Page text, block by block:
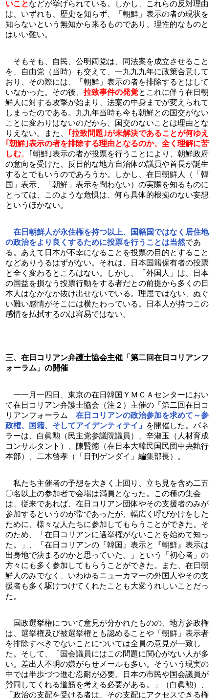
いことなどが挙げられている。しかし、これらの反対理由
は、いずれも、歴史を知らず、「朝鮮」表示の者の現状を
知らないという無知から来るものであり、理性的なものと
はいい難い。
そもそも、自民、公明両党は、同法案を成立させること
を、自由党（当時）も交えて、一九九九年に政策合意して
おり、その際には、「朝鮮」表示の者を排除するとはして
いなかった。その後、 拉致事件の発覚とこれに伴う在日朝
鮮人に対する攻撃が始まり、法案の中身までが変えられて
しまったのである。九九年当時も今も朝鮮との国交がない
ことに変わりはないのだから、国交のないことは理由とな
りえない。また、
｢拉致問題｣が未解決であることが何ゆえ
｢朝鮮｣表示の者を排除する理由となるのか、全く理解に苦
しむ。
｢朝鮮｣表示の者が投票を行うことにより、朝鮮政府
の意向を受けた、反日的な地方自治体の議員や首長が誕生
するとでもいうのであろうか。しかし、在日朝鮮人（「韓
国」表示、「朝鮮」表示を問わない）の実際を知るものに
とっては、このような危惧は、何ら具体的根拠のない妄想
というほかない。
在日朝鮮人が永住権を持つ以上、国籍国ではなく居住地
の政治をより良くするために投票を行うことは当然であ
る。あえて日本が不幸になることを投票の目的とすること
などありうるはずがない。それは、日本国籍保有者の投票
と全く変わるところはない。しかし、「外国人」は、日本
の国益を損なう投票行動をする者だとの前提から多くの日
本人はなかなか抜け出せないでいる。理屈ではない、ぬぐ
い難い感情がそこには横たわっている。日本人が持つこの
感情を払拭するのは容易ではない。
三、在日コリアン弁護士協会主催「第二回在日コリアンフ
ォーラム」の開催
一一月一四日、東京の在日韓国ＹＭＣＡセンターにおい
て在日コリアン弁護士協会（注２）主催の「第二回在日コ
リアンフォーラム 在日コリアンの政治参加を求めて～参
政権、国籍、そしてアイデンティテイ」
を開催した。パネ
ラーは、白眞勲（民主党参議院議員）、辛淑玉（人材育成
コンサルタント）、陳賢徳（在日本大韓民国民団中央執行
本部）、二木啓孝（「日刊ゲンダイ」編集部長）。
私たち主催者の予想を大きく上回り、立ち見を含め二五
〇名以上の参加者で会場は満員となった。この種の集会
は、従来であれば、在日コリアン団体やその支援者のみが
参加するというのが常であったが、幅広く呼びかけをした
ために、様々な人たちに参加してもらうことができた。そ
のため、「在日コリアンに選挙権がないことを始めて知っ
た。」、「在日コリアンの『韓国』表示と『朝鮮』表示は
出身地で決まるのかと思っていた。」という「初心者」の
方々にも多く参加してもらうことができた。また、在日朝
鮮人のみでなく、いわゆるニューカマーの外国人やその支
援者も多く駆けつけてくれたことも大変うれしいことだっ
た。
国政選挙権について意見が分かれたものの、地方参政権
は、選挙権及び被選挙権とも認めることや「朝鮮」表示者
を排除すべきでないことについては全員の意見が一致し
た。そして、「国会議員にはこの問題に関心がない人が多
い。差出人不明の嫌がらせメールも多い。そういう現実の
中では半歩づつ進む忍耐が必要。日本の市民や国会議員が
賛同してくれる道筋を考える必要がある。」（白眞勲）、
「政治の支配を受ける者は、その支配にアクセスできる権